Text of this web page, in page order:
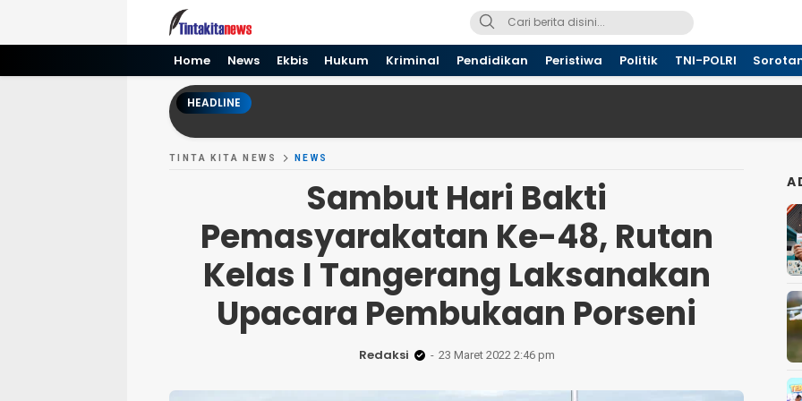
Tinta kita News
Informasi Terkini
Home News Ekbis Hukum Kriminal Pendidikan Peristiwa Politik TNI-POLRI
HEADLINE
TINTA KITA NEWS NEWS
Sambut Hari Bakti
Pemasyarakatan Ke-48, Rutan
Kelas I Tangerang Laksanakan
Upacara Pembukaan Porseni
Redaksi 23 Maret 2022 2:46 pm